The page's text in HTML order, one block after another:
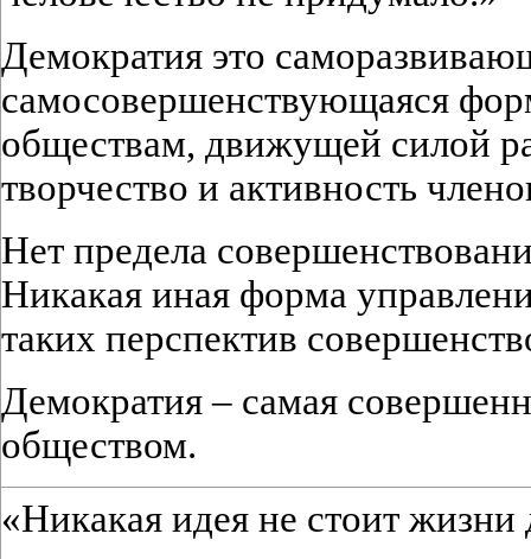
Демократия это
самосовершенствующаяся
обществам, движущей силой
творчество и активность
Нет предела
Никакая иная форма
таких перспектив
Демократия – самая
обществом.
«Никакая идея не стоит